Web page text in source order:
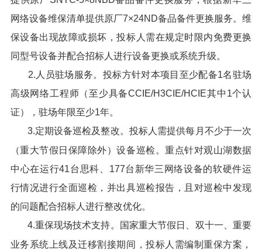
网络设备维保清单提供原厂7×24ND备品备件更换服务。维
保设备出现故障或损坏，投标人需在规定时限内免费更换
同型号设备并配合招标人进行设备更换或系统升级。
2.人员驻场服务。投标方针对本项目至少配备1名驻场
高级网络工程师（至少具备CCIE/H3CIE/HCIE其中1个认
证），驻场年限至少1年。
3.定期设备巡检及整改。投标人需提供每月不少于一次
（重大节假日保障除外）设备巡检。重点针对观山湖数据
中心在运行41台思科、177台新华三网络设备的软硬件运
行情况进行全面巡检，并出具巡检报告，且对巡检中发现
的问题配合招标人进行整改优化。
4.重保现场技术支持。国家重大节假日、双十一、重要
业务系统上线及迁移割接期间，投标人需编制重保方案，